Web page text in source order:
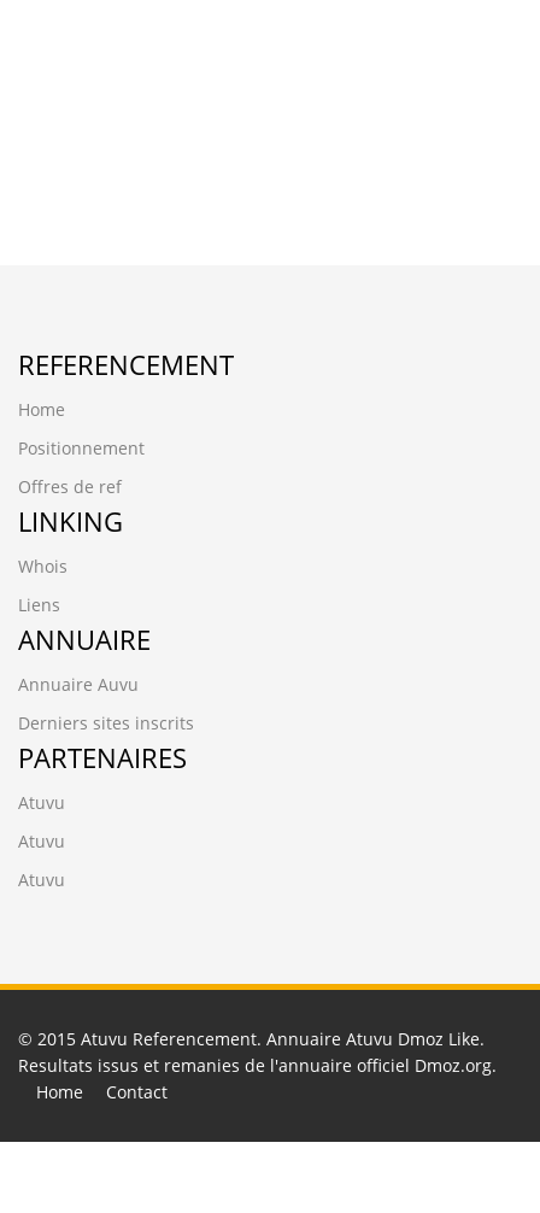
REFERENCEMENT
Home
Positionnement
Offres de ref
LINKING
Whois
Liens
ANNUAIRE
Annuaire Auvu
Derniers sites inscrits
PARTENAIRES
Atuvu
Atuvu
Atuvu
© 2015 Atuvu Referencement. Annuaire Atuvu Dmoz Like.
Resultats issus et remanies de l'annuaire officiel Dmoz.org.
Home
Contact